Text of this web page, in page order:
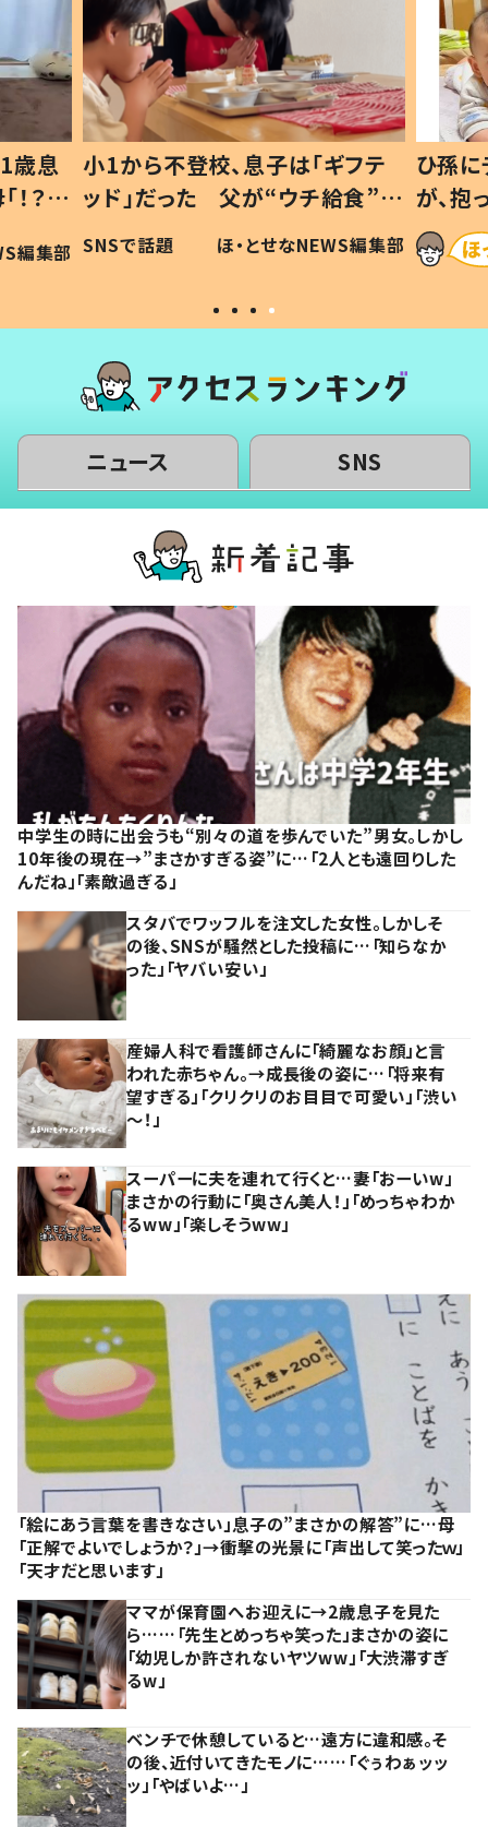
歳息
？」
編集部
小1から不登校、息子は「ギフテ
ッド」だった 父が“ウチ給食”を
作り続ける理由とは #令和の親
#令和の子
SNSで話題 ほ・とせなNEWS編集部
ひ孫
が、
「涙が
い」
ニュース SNS
中学生の時に出会うも“別々の道を歩んでいた”男女。しかし
10年後の現在→”まさかすぎる姿”に…「2人とも遠回りした
んだね」「素敵過ぎる」
スタバでワッフルを注文した女性。しかしそ
の後、SNSが騒然とした投稿に…「知らなか
った」「ヤバい安い」
産婦人科で看護師さんに「綺麗なお顔」と言
われた赤ちゃん。→成長後の姿に…「将来有
望すぎる」「クリクリのお目目で可愛い」「渋い
～！」
スーパーに夫を連れて行くと…妻「おーいw」
まさかの行動に「奥さん美人！」「めっちゃわか
るww」「楽しそうww」
「絵にあう言葉を書きなさい」息子の”まさかの解答”に…母
「正解でよいでしょうか？」→衝撃の光景に「声出して笑ったｗ」
「天才だと思います」
ママが保育園へお迎えに→2歳息子を見た
ら……「先生とめっちゃ笑った」まさかの姿に
「幼児しか許されないヤツww」「大渋滞すぎ
るw」
ベンチで休憩していると…遠方に違和感。そ
の後、近付いてきたモノに……「ぐぅわぁッッ
ッ」「やばいよ…」